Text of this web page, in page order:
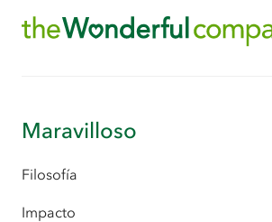
Maravilloso
Filosofía
Impacto